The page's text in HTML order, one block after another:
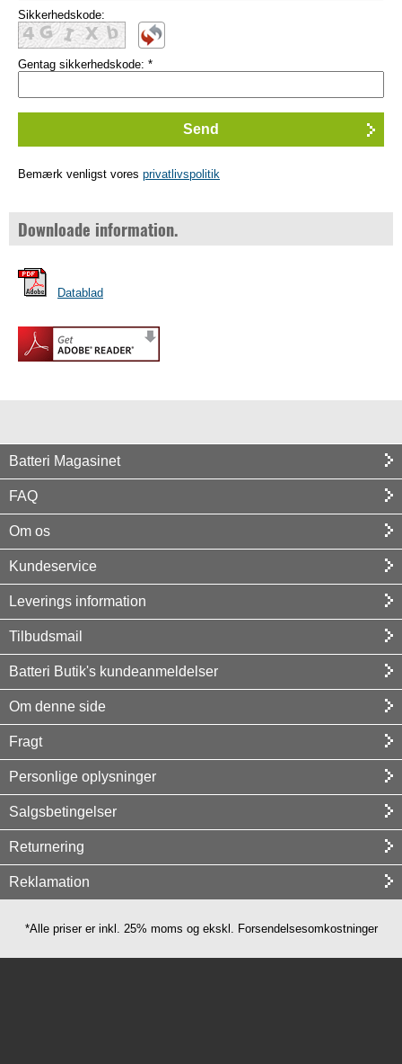
Sikkerhedskode:
Gentag sikkerhedskode: *
Bemærk venligst vores privatlivspolitik
Downloade information.
Datablad
Batteri Magasinet
FAQ
Om os
Kundeservice
Leverings information
Tilbudsmail
Batteri Butik's kundeanmeldelser
Om denne side
Fragt
Personlige oplysninger
Salgsbetingelser
Returnering
Reklamation
*Alle priser er inkl. 25% moms og ekskl. Forsendelsesomkostninger